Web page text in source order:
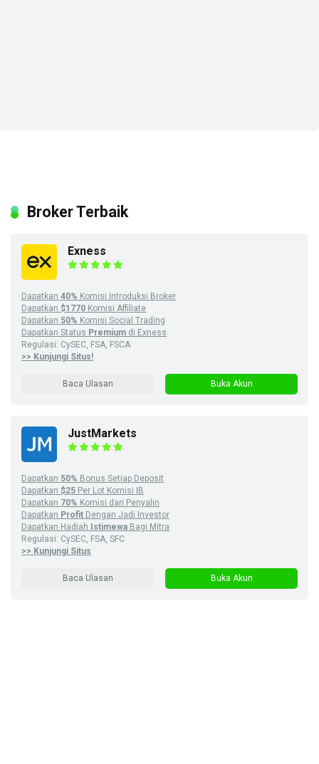
Broker Terbaik
Exness
Dapatkan 40% Komisi Introduksi Broker
Dapatkan $1770 Komisi Affiliate
Dapatkan 50% Komisi Social Trading
Dapatkan Status Premium di Exness
Regulasi: CySEC, FSA, FSCA
>> Kunjungi Situs!
Baca Ulasan Buka Akun
JustMarkets
Dapatkan 50% Bonus Setiap Deposit
Dapatkan $25 Per Lot Komisi IB
Dapatkan 70% Komisi dari Penyalin
Dapatkan Profit Dengan Jadi Investor
Dapatkan Hadiah
Istimewa Bagi Mitra
Regulasi: CySEC, FSA, SFC
>> Kunjungi Situs
Baca Ulasan Buka Akun